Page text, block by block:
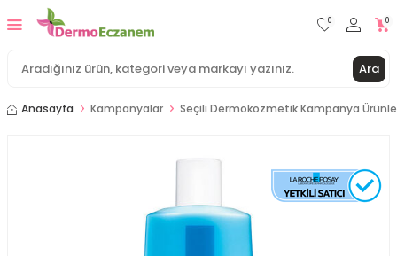
Ara
0 0
Anasayfa Kampanyalar Seçili Dermokozmetik Kampanya